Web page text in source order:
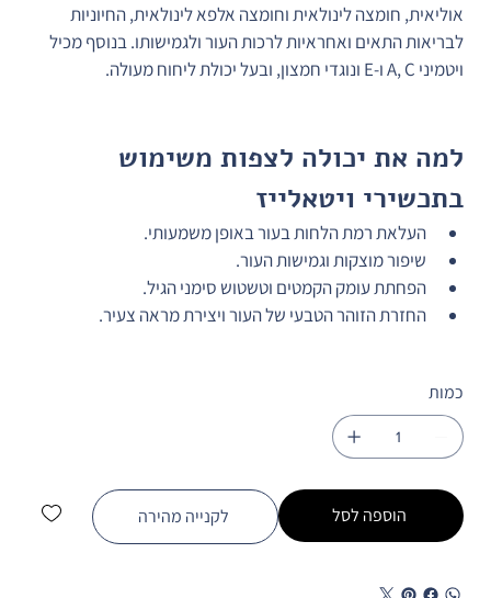
אוליאית, חומצה לינולאית וחומצה אלפא לינולאית, החיוניות
לבריאות התאים ואחראיות לרכות העור ולגמישותו. בנוסף מכיל
ויטמיני A, C ו-E ונוגדי חמצון, ובעל יכולת ליחוח מעולה.
למה את יכולה לצפות משימוש
בתכשירי ויטאלייז
העלאת רמת הלחות בעור באופן משמעותי.
שיפור מוצקות וגמישות העור.
הפחתת עומק הקמטים וטשטוש סימני הגיל.
החזרת הזוהר הטבעי של העור ויצירת מראה צעיר.
כמות
הוספה לסל לקנייה מהירה